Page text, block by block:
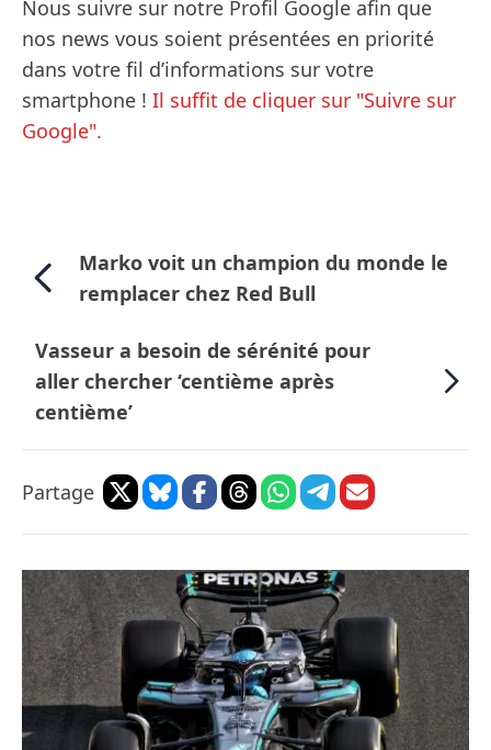
Nous suivre sur notre Profil Google afin que
nos news vous soient présentées en priorité
dans votre fil d’informations sur votre
smartphone ! Il suffit de cliquer sur "Suivre sur
Google".
Marko voit un champion du monde le
remplacer chez Red Bull
Vasseur a besoin de sérénité pour
aller chercher ‘centième après
centième’
Partage